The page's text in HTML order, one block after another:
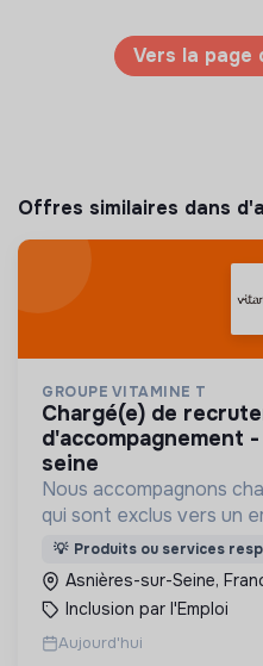
Vers la page
Offres similaires dans
GROUPE VITAMINE T
chargé(e) de recrutement et
d'accompagnement
seine
Nous accompagnons
qui sont exclus vers un
l'IAE
💡 Produits ou services
Asnières-sur-Seine,
Inclusion par l'Emploi
Aujourd'hui